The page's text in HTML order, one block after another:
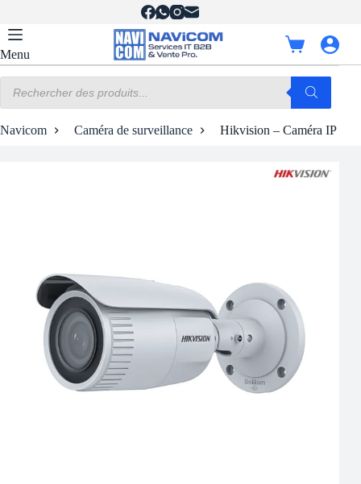
contenu
Menu
Panier
d’achat
produits
Navicom Caméra de surveillance Hikvision – Caméra IP